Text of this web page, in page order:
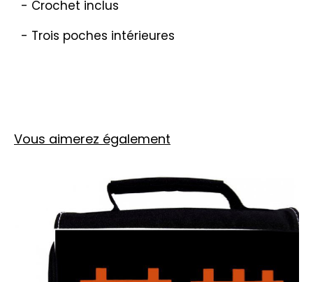
- Crochet inclus
- Trois poches intérieures
Vous aimerez également